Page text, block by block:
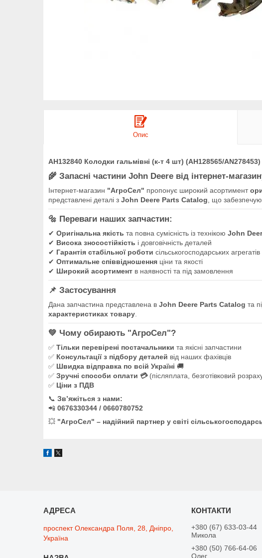
Опис
AH132840 Колодки гальмівні (к-т 4 шт) (AH128565/
🌾 Запасні частини John Deere від інтернет-
Інтернет-магазин "АгроСел" пропонує широкий асортимент
представлені деталі з John Deere Parts Catalog , що
🔩 Переваги наших запчастин:
✔ Оригінальна якість та повна сумісність із технікою John
✔ Висока зносостійкість і довговічність деталей
✔ Гарантія стабільної роботи сільськогосподарських агрегатів
✔ Оптимальне співвідношення ціни та якості
✔ Широкий асортимент в наявності та під замовлення
📌 Застосування
Дана запчастина представлена в John Deere Parts Catalog та
характеристиках товару
💚 Чому обирають "АгроСел"?
✅ Тільки перевірені постачальники та якісні запчастини
✅ Консультації з підбору деталей від наших фахівців
✅ Швидка відправка по всій Україні 🚚
✅ Зручні способи оплати 💳(післяплата, безготівковий
✅ Ціни з ПДВ
📞 Зв’яжіться з нами:
📲 0676330344 / 0660780752
💥 "АгроСел" – надійний партнер у світі
проспект Олександра Поля, 28, Дніпро,
Україна
+380 (67) 633-03-44
Микола
+380 (50) 766-64-06
Олег